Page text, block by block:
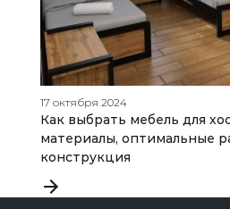
17 октября 2024
Как выбрать мебель для
материалы, оптимальные
конструкция